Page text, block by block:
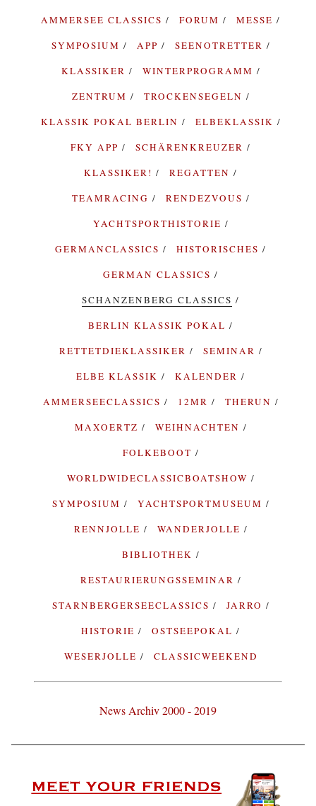
AMMERSEE CLASSICS
FORUM
MESSE
SYMPOSIUM
APP
SEENOTRETTER
KLASSIKER
WINTERPROGRAMM
ZENTRUM
TROCKENSEGELN
KLASSIK POKAL BERLIN
ELBEKLASSIK
FKY APP
SCHÄRENKREUZER
KLASSIKER!
REGATTEN
TEAMRACING
RENDEZVOUS
YACHTSPORTHISTORIE
GERMANCLASSICS
HISTORISCHES
GERMAN CLASSICS
SCHANZENBERG CLASSICS
BERLIN KLASSIK POKAL
RETTETDIEKLASSIKER
SEMINAR
ELBE KLASSIK
KALENDER
AMMERSEECLASSICS
12MR
THERUN
MAXOERTZ
WEIHNACHTEN
FOLKEBOOT
WORLDWIDECLASSICBOATSHOW
SYMPOSIUM
YACHTSPORTMUSEUM
RENNJOLLE
WANDERJOLLE
BIBLIOTHEK
RESTAURIERUNGSSEMINAR
STARNBERGERSEECLASSICS
JARRO
HISTORIE
OSTSEEPOKAL
WESERJOLLE
CLASSICWEEKEND
News Archiv 2000 - 2019